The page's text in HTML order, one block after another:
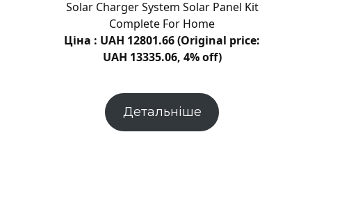
Solar Charger System Solar Panel Kit
Complete For Home
Ціна : UAH 12801.66 (Original price:
UAH 13335.06, 4% off)
Детальніше